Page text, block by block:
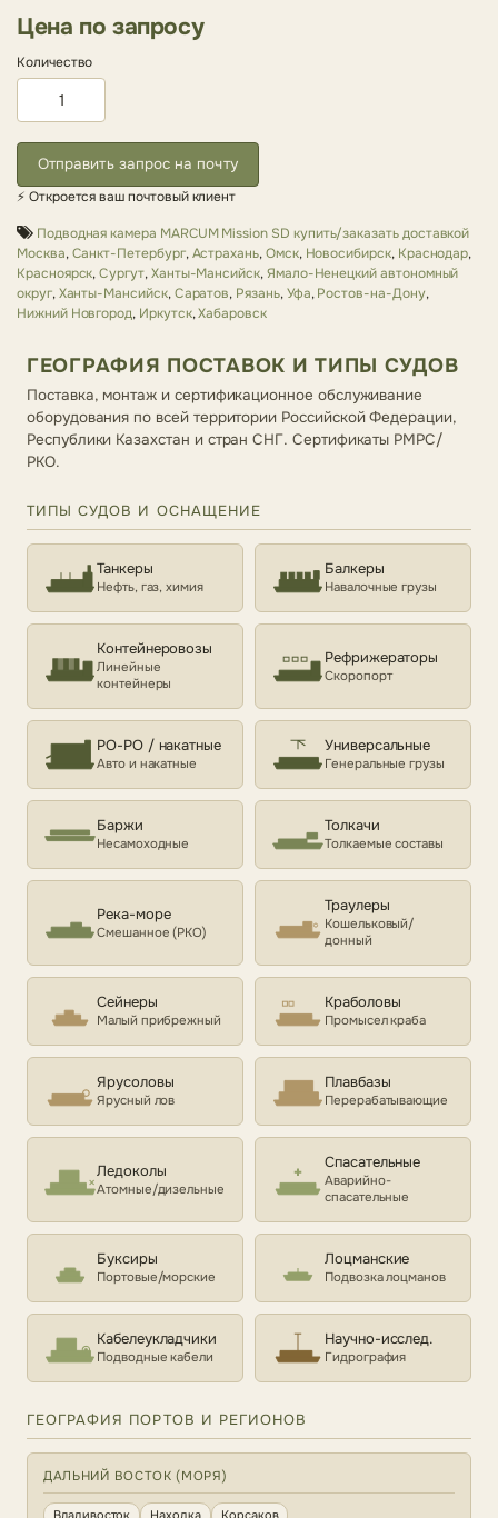
Цена по запросу
Количество
Отправить запрос на почту
⚡ Откроется ваш почтовый клиент
Подводная камера MARCUM Mission SD купить/заказать доставкой
Москва,Санкт-Петербург,Астрахань,Омск, Новосибирск, Краснодар,
Красноярск,Сургут,Ханты-Мансийск,Ямало-Ненецкий автономный
округ,Ханты-Мансийск,Саратов, Рязань,Уфа,Ростов-на-Дону,
Нижний Новгород, Иркутск,Хабаровск
ГЕОГРАФИЯ ПОСТАВОК И ТИПЫ СУДОВ
Поставка, монтаж и сертификационное обслуживание
оборудования по всей территории Российской Федерации,
Республики Казахстан и стран СНГ. Сертификаты РМРС/
РКО.
ТИПЫ СУДОВ И ОСНАЩЕНИЕ
Танкеры
Нефть, газ, химия
Балкеры
Навалочные грузы
Контейнеровозы
Линейные
контейнеры
Рефрижераторы
Скоропорт
РО-РО / накатные
Авто и накатные
Универсальные
Генеральные грузы
Баржи
Несамоходные
Толкачи
Толкаемые составы
Река-море
Смешанное (РКО)
Траулеры
Кошельковый/
донный
Сейнеры
Малый прибрежный
Краболовы
Промысел краба
Ярусоловы
Ярусный лов
Плавбазы
Перерабатывающие
Ледоколы
Атомные/дизельные
Спасательные
Аварийно-
спасательные
Буксиры
Портовые/морские
Лоцманские
Подвозка лоцманов
Кабелеукладчики
Подводные кабели
Научно-исслед.
Гидрография
ГЕОГРАФИЯ ПОРТОВ И РЕГИОНОВ
ДАЛЬНИЙ ВОСТОК (МОРЯ)
Владивосток Находка Корсаков